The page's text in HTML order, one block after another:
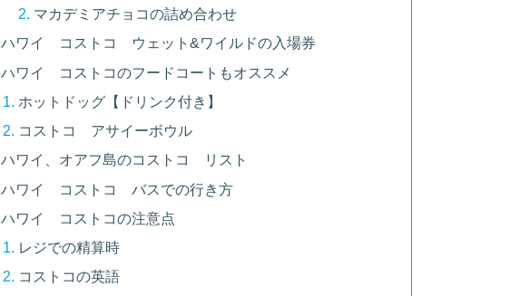
マカデミアチョコの詰め合わせ
ハワイ コストコ ウェット&ワイルドの入場券
ハワイ コストコのフードコートもオススメ
ホットドッグ【ドリンク付き】
コストコ アサイーボウル
ハワイ、オアフ島のコストコ リスト
ハワイ コストコ バスでの行き方
ハワイ コストコの注意点
レジでの精算時
コストコの英語